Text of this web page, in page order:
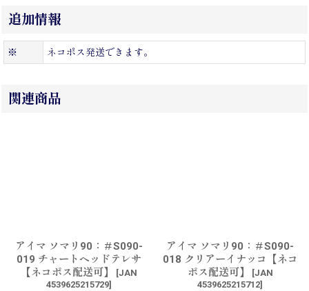
追加情報
※ ネコポス発送できます。
関連商品
アイマ ソマリ90：＃S090-
019 チャートヘッドテレサ
【ネコポス配送可】
[JAN
4539625215729]
アイマ ソマリ90：＃S090-
018 クリアーイナッコ【ネコ
ポス配送可】
[JAN
4539625215712]